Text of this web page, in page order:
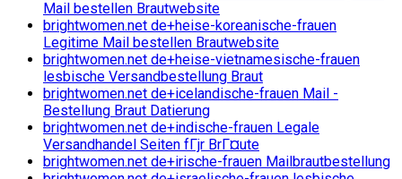
Mail bestellen Brautwebsite
brightwomen.net de+heise-koreanische-frauen
Legitime Mail bestellen Brautwebsite
brightwomen.net de+heise-vietnamesische-frauen
lesbische Versandbestellung Braut
brightwomen.net de+icelandische-frauen Mail -
Bestellung Braut Datierung
brightwomen.net de+indische-frauen Legale
Versandhandel Seiten fГјr BrГ¤ute
brightwomen.net de+irische-frauen Mailbrautbestellung